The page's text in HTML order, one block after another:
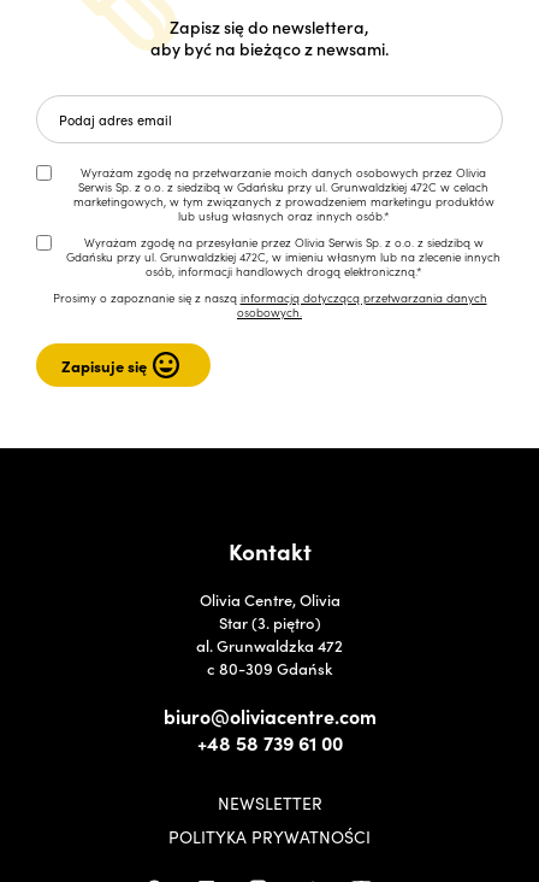
Zapisz się do newslettera,
aby być na bieżąco z newsami.
Wyrażam zgodę na przetwarzanie moich danych osobowych przez Olivia
Serwis Sp. z o.o. z siedzibą w Gdańsku przy ul. Grunwaldzkiej 472C w celach
marketingowych, w tym związanych z prowadzeniem marketingu produktów
lub usług własnych oraz innych osób.*
Wyrażam zgodę na przesyłanie przez Olivia Serwis Sp. z o.o. z siedzibą w
Gdańsku przy ul. Grunwaldzkiej 472C, w imieniu własnym lub na zlecenie innych
osób, informacji handlowych drogą elektroniczną.*
Prosimy o zapoznanie się z naszą informacją dotyczącą przetwarzania danych
osobowych.
Kontakt
Olivia Centre, Olivia
Star (3. piętro)
al. Grunwaldzka 472
c 80-309 Gdańsk
biuro@oliviacentre.com
+48 58 739 61 00
NEWSLETTER
POLITYKA PRYWATNOŚCI